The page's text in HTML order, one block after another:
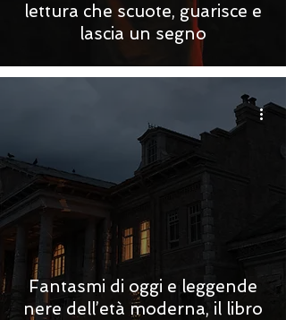
lettura che scuote, guarisce e
lascia un segno
Fantasmi di oggi e leggende
nere dell’età moderna, il libro